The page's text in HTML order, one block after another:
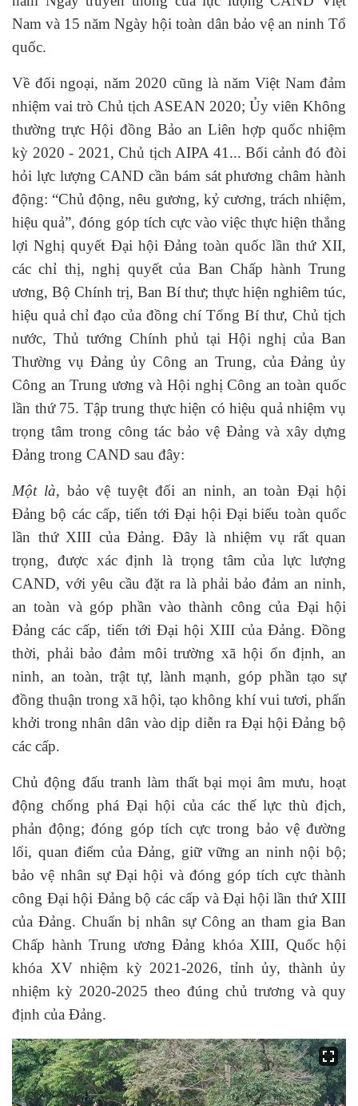
Nam và 15 năm Ngày hội toàn dân bảo vệ an ninh Tổ
quốc.
Về đối ngoại, năm 2020 cũng là năm Việt Nam đảm
nhiệm vai trò Chủ tịch ASEAN 2020; Ủy viên Không
thường trực Hội đồng Bảo an Liên hợp quốc nhiệm
kỳ 2020 - 2021, Chủ tịch AIPA 41... Bối cảnh đó đòi
hỏi lực lượng CAND cần bám sát phương châm hành
động: “Chủ động, nêu gương, kỷ cương, trách nhiệm,
hiệu quả”, đóng góp tích cực vào việc thực hiện thắng
lợi Nghị quyết Đại hội Đảng toàn quốc lần thứ XII,
các chỉ thị, nghị quyết của Ban Chấp hành Trung
ương, Bộ Chính trị, Ban Bí thư; thực hiện nghiêm túc,
hiệu quả chỉ đạo của đồng chí Tổng Bí thư, Chủ tịch
nước, Thủ tướng Chính phủ tại Hội nghị của Ban
Thường vụ Đảng ủy Công an Trung, của Đảng ủy
Công an Trung ương và Hội nghị Công an toàn quốc
lần thứ 75. Tập trung thực hiện có hiệu quả nhiệm vụ
trọng tâm trong công tác bảo vệ Đảng và xây dựng
Đảng trong CAND sau đây:
Một là, bảo vệ tuyệt đối an ninh, an toàn Đại hội
Đảng bộ các cấp, tiến tới Đại hội Đại biểu toàn quốc
lần thứ XIII của Đảng. Đây là nhiệm vụ rất quan
trọng, được xác định là trọng tâm của lực lượng
CAND, với yêu cầu đặt ra là phải bảo đảm an ninh,
an toàn và góp phần vào thành công của Đại hội
Đảng các cấp, tiến tới Đại hội XIII của Đảng. Đồng
thời, phải bảo đảm môi trường xã hội ổn định, an
ninh, an toàn, trật tự, lành mạnh, góp phần tạo sự
đồng thuận trong xã hội, tạo không khí vui tươi, phấn
khởi trong nhân dân vào dịp diễn ra Đại hội Đảng bộ
các cấp.
Chủ động đấu tranh làm thất bại mọi âm mưu, hoạt
động chống phá Đại hội của các thế lực thù địch,
phản động; đóng góp tích cực trong bảo vệ đường
lối, quan điểm của Đảng, giữ vững an ninh nội bộ;
bảo vệ nhân sự Đại hội và đóng góp tích cực thành
công Đại hội Đảng bộ các cấp và Đại hội lần thứ XIII
của Đảng. Chuẩn bị nhân sự Công an tham gia Ban
Chấp hành Trung ương Đảng khóa XIII, Quốc hội
khóa XV nhiệm kỳ 2021-2026, tỉnh ủy, thành ủy
nhiệm kỳ 2020-2025 theo đúng chủ trương và quy
định của Đảng.